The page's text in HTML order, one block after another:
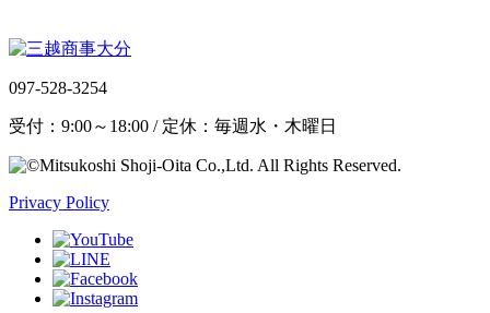
097-528-3254
受付：9:00～18:00 / 定休：毎週水・木曜日
Privacy Policy